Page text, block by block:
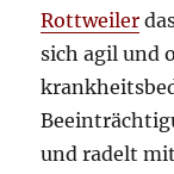
Rottweiler
sich agil und
und radelt